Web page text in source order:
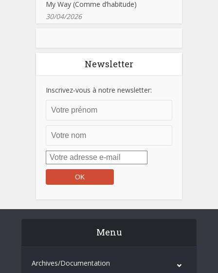
My Way (Comme d’habitude)
30/04/2026
Newsletter
Inscrivez-vous à notre newsletter:
Menu
Archives/Documentation